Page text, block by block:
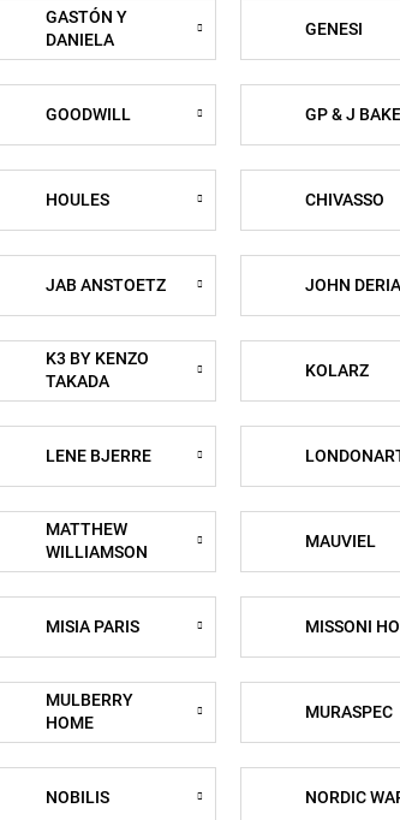
GASTÓN Y
DANIELA
GENESI
GOODWILL GP & J
HOULES CHIVASSO
JAB ANSTOETZ JOHN
K3 BY KENZO
TAKADA
KOLARZ
LENE BJERRE
MATTHEW
WILLIAMSON
MAUVIEL
MISIA PARIS MISSONI
MULBERRY
HOME
MURASPEC
NOBILIS NORDIC